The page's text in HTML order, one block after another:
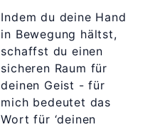
Indem du deine Hand
in Bewegung hältst,
schaffst du einen
sicheren Raum für
deinen Geist - für
mich bedeutet das
Wort für ‘deinen